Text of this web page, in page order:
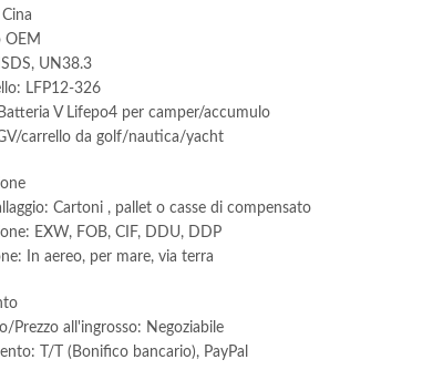
OEM
UN38.3
LFP12-326
V Lifepo4 per camper/accumulo
carrello da golf/nautica/yacht
Cartoni , pallet o casse di compensato
EXW, FOB, CIF, DDU, DDP
In aereo, per mare, via terra
Prezzo all'ingrosso: Negoziabile
T/T (Bonifico bancario), PayPal